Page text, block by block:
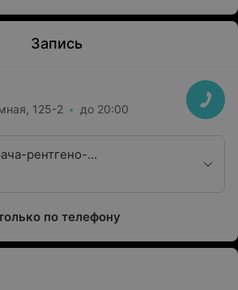
Запись
125-2 до 20:00
рентгено-
хирурга высшей
по телефону